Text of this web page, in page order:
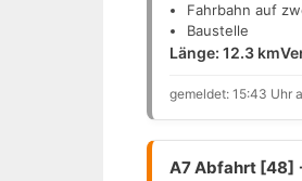
Fahrbahn auf
Baustelle
Länge: 12.3 km
gemeldet: 15:43 Uhr
A7 Abfahrt [48]